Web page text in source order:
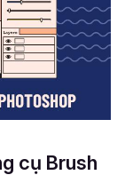
cụ Brush